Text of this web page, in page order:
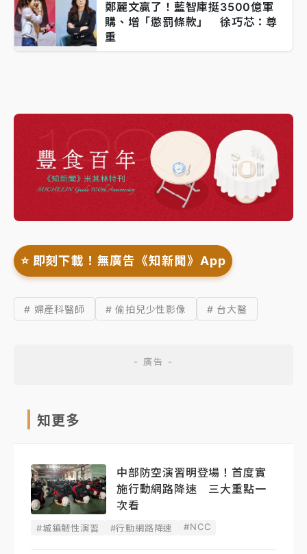
鄭麗文贏了！藍智庫挺3500億軍
購、增「懲罰條款」 徐巧芯：尊
重
⭐️ 即刻下載！無廣告《知新聞》App
# 婦產科醫師 # 偷拍兒少性影像 # 台大醫
知更多
中部防空演習明登場！首度實
施行動網路降速 三大重點一
次看
#城鎮韌性演習 #行動網路降速 #NCC